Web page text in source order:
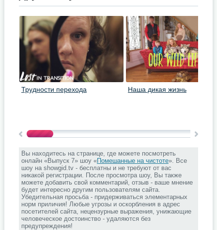
Трудности перехода Наша дикая жизнь
Вы находитесь на странице, где можете посмотреть
онлайн «Выпуск 7» шоу «Помешанные на чистоте». Все
шоу на showgid.tv - бесплатны и не требуют от вас
никакой регистрации. После просмотра шоу, Вы также
можете добавить свой комментарий, отзыв - ваше мнение
будет интересно другим пользователям сайта.
Убедительная просьба - придерживаться элементарных
норм приличия! Любые угрозы и оскорбления в адрес
посетителей сайта, нецензурные выражения, унижающие
человеческое достоинство - удаляются без
предупреждения!